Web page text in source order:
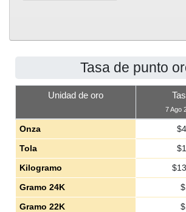
Tasa de punto
Unidad de oro
7 Ago
Onza $
Tola
$
Kilogramo
$
Gramo 24K
$
Gramo 22K
$